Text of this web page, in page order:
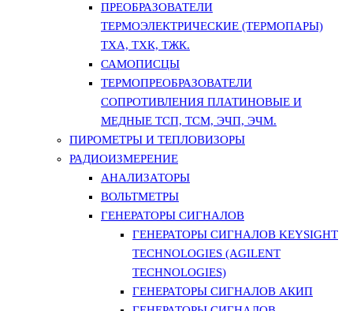
ПРЕОБРАЗОВАТЕЛИ
ТЕРМОЭЛЕКТРИЧЕСКИЕ (ТЕРМОПАРЫ)
ТХА, ТХК, ТЖК.
САМОПИСЦЫ
ТЕРМОПРЕОБРАЗОВАТЕЛИ
СОПРОТИВЛЕНИЯ ПЛАТИНОВЫЕ И
МЕДНЫЕ ТСП, ТСМ, ЭЧП, ЭЧМ.
ПИРОМЕТРЫ И ТЕПЛОВИЗОРЫ
РАДИОИЗМЕРЕНИЕ
АНАЛИЗАТОРЫ
ВОЛЬТМЕТРЫ
ГЕНЕРАТОРЫ СИГНАЛОВ
ГЕНЕРАТОРЫ СИГНАЛОВ KEYSIGHT
TECHNOLOGIES (AGILENT
TECHNOLOGIES)
ГЕНЕРАТОРЫ СИГНАЛОВ АКИП